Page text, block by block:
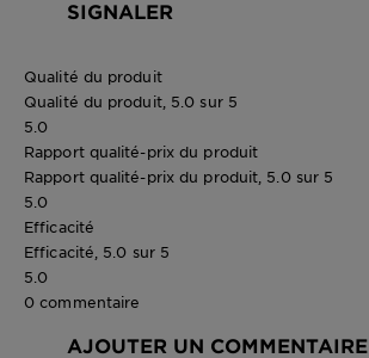
SIGNALER
Qualité du produit
Qualité du produit, 5.0 sur 5
5.0
Rapport qualité-prix du produit
Rapport qualité-prix du produit, 5.0 sur 5
5.0
Efficacité
Efficacité, 5.0 sur 5
5.0
0 commentaire
AJOUTER UN COMMENTAIRE